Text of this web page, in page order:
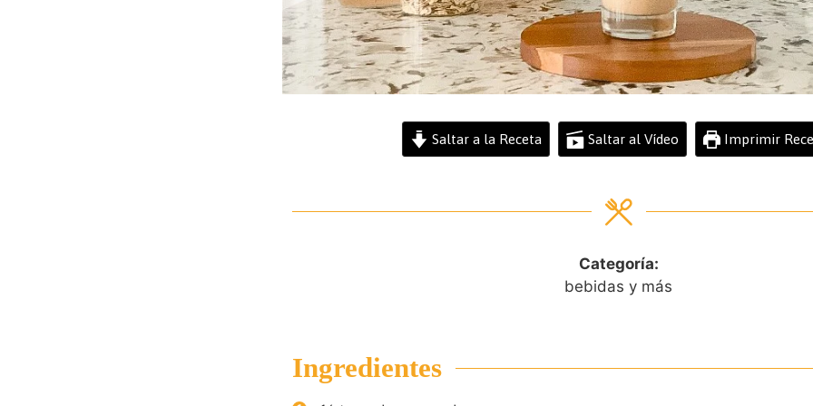
Saltar a la Receta Saltar al Vídeo Imprimir
Categoría:
bebidas y más
Ingredientes